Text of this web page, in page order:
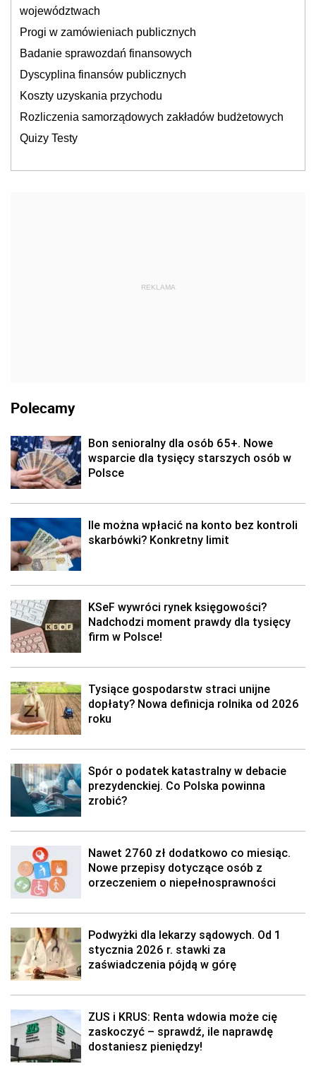
województwach
Progi w zamówieniach publicznych
Badanie sprawozdań finansowych
Dyscyplina finansów publicznych
Koszty uzyskania przychodu
Rozliczenia samorządowych zakładów budżetowych
Quizy Testy
REKLAMA
Polecamy
Bon senioralny dla osób 65+. Nowe
wsparcie dla tysięcy starszych osób w
Polsce
Ile można wpłacić na konto bez kontroli
skarbówki? Konkretny limit
KSeF wywróci rynek księgowości?
Nadchodzi moment prawdy dla tysięcy
firm w Polsce!
Tysiące gospodarstw straci unijne
dopłaty? Nowa definicja rolnika od 2026
roku
Spór o podatek katastralny w debacie
prezydenckiej. Co Polska powinna
zrobić?
Nawet 2760 zł dodatkowo co miesiąc.
Nowe przepisy dotyczące osób z
orzeczeniem o niepełnosprawności
Podwyżki dla lekarzy sądowych. Od 1
stycznia 2026 r. stawki za
zaświadczenia pójdą w górę
ZUS i KRUS: Renta wdowia może cię
zaskoczyć – sprawdź, ile naprawdę
dostaniesz pieniędzy!